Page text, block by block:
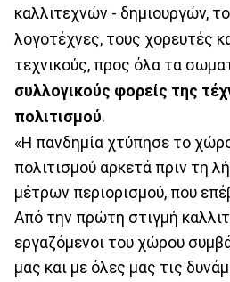
καλλιτεχνών - δημιουργών,
λογοτέχνες, τους χορευτές
τεχνικούς, προς όλα τα
συλλογικούς φορείς της
πολιτισμού.
«Η πανδημία χτύπησε το
πολιτισμού αρκετά πριν τη
μέτρων περιορισμού, που
Από την πρώτη στιγμή
εργαζόμενοι του χώρου
μας και με όλες μας τις